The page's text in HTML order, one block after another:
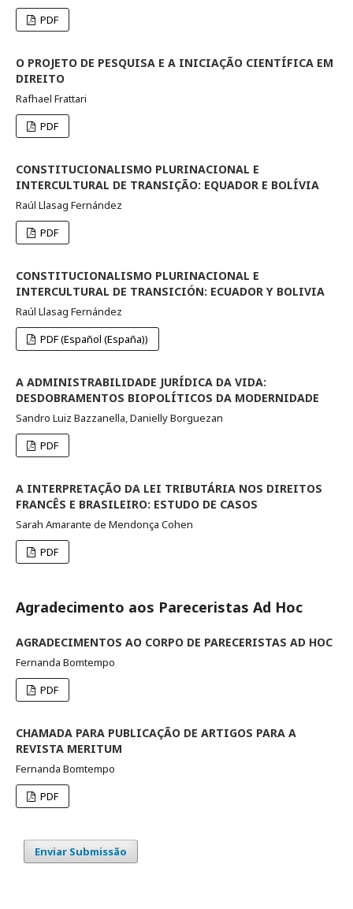
PDF
O PROJETO DE PESQUISA E A INICIAÇÃO CIENTÍFICA EM
DIREITO
Rafhael Frattari
PDF
CONSTITUCIONALISMO PLURINACIONAL E
INTERCULTURAL DE TRANSIÇÃO: EQUADOR E BOLÍVIA
Raúl Llasag Fernández
PDF
CONSTITUCIONALISMO PLURINACIONAL E
INTERCULTURAL DE TRANSICIÓN: ECUADOR Y BOLIVIA
Raúl Llasag Fernández
PDF (Español (España))
A ADMINISTRABILIDADE JURÍDICA DA VIDA:
DESDOBRAMENTOS BIOPOLÍTICOS DA MODERNIDADE
Sandro Luiz Bazzanella, Danielly Borguezan
PDF
A INTERPRETAÇÃO DA LEI TRIBUTÁRIA NOS DIREITOS
FRANCÊS E BRASILEIRO: ESTUDO DE CASOS
Sarah Amarante de Mendonça Cohen
PDF
Agradecimento aos Pareceristas Ad Hoc
AGRADECIMENTOS AO CORPO DE PARECERISTAS AD HOC
Fernanda Bomtempo
PDF
CHAMADA PARA PUBLICAÇÃO DE ARTIGOS PARA A
REVISTA MERITUM
Fernanda Bomtempo
PDF
Enviar Submissão